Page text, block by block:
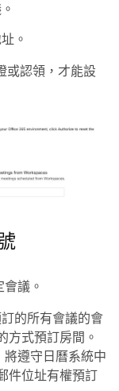
。
或認領，才能設
議。
的所有會議的會
方式預訂房間。
遵守日曆系統中
件位址有權預訂